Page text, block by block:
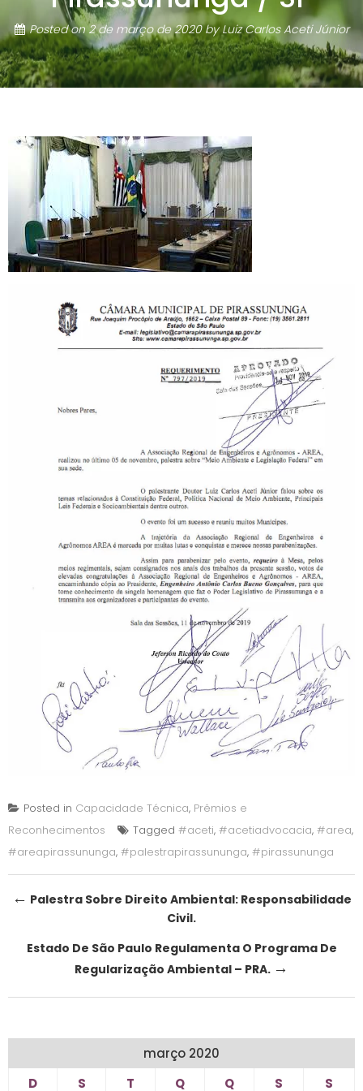
Posted on2 de março de 2020byLuiz Carlos Aceti Júnior
Posted in Capacidade Técnica, Prêmios e
Reconhecimentos
Tagged #aceti, #acetiadvocacia, #area,
#areapirassununga, #palestrapirassununga, #pirassununga
Post
← Palestra Sobre Direito Ambiental: Responsabilidade
Civil.
Estado De São Paulo Regulamenta O Programa De
Regularização Ambiental – PRA. →
março 2020
D
S T Q Q S S